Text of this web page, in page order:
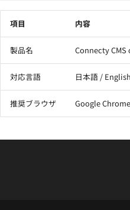
項目 内容
製品名 Connecty CMS
対応言語 日本語 /
推奨ブラウザ Google